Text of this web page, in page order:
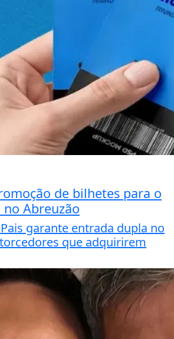
de bilhetes para o
Abreuzão
garante entrada dupla no
que adquirirem